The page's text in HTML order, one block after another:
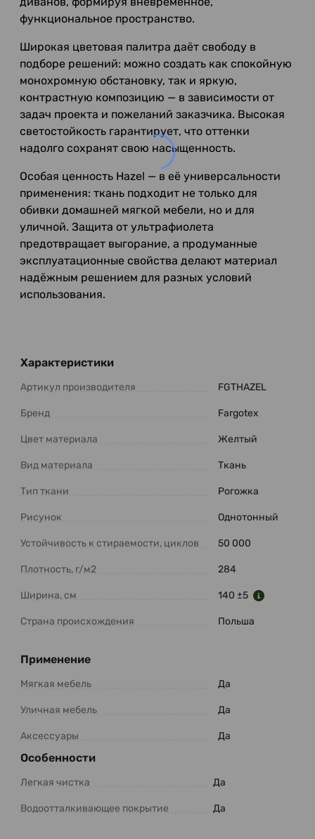
функциональное пространство.
Широкая цветовая палитра даёт свободу в
подборе решений: можно создать как спокойную
монохромную обстановку, так и яркую,
контрастную композицию — в зависимости от
задач проекта и пожеланий заказчика. Высокая
светостойкость гарантирует, что оттенки
надолго сохранят свою насыщенность.
Особая ценность Hazel — в её универсальности
применения: ткань подходит не только для
обивки домашней мягкой мебели, но и для
уличной. Защита от ультрафиолета
предотвращает выгорание, а продуманные
эксплуатационные свойства делают материал
надёжным решением для разных условий
использования.
Характеристики
Артикул производителя FGTHAZEL
Бренд Fargotex
Цвет материала Желтый
Вид материала Ткань
Тип ткани Рогожка
Рисунок Однотонный
Устойчивость к стираемости, циклов 50 000
Плотность, г/м2 284
Ширина, см 140 ±5
Страна происхождения Польша
Применение
Мягкая мебель Да
Уличная мебель Да
Аксессуары Да
Особенности
Легкая чистка Да
Водоотталкивающее покрытие Да